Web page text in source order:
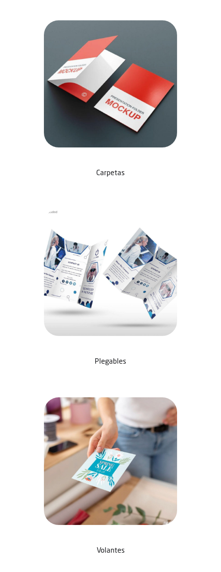
Carpetas
Plegables
Volantes